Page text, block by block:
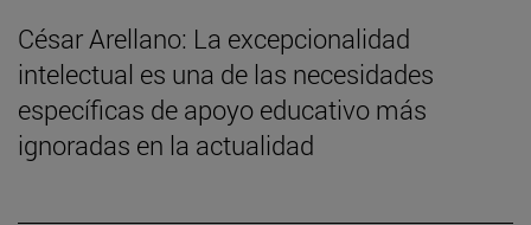
César Arellano: La excepcionalidad
intelectual es una de las necesidades
específicas de apoyo educativo más
ignoradas en la actualidad